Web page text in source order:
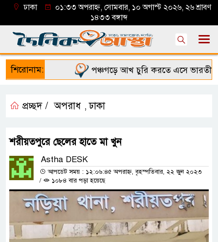
ঢাকা
০১:৩৩ অপরাহ্ন, সোমবার, ১০ অগাস্ট ২০২৬, ২৬ শ্রাবণ
১৪৩৩ বঙ্গাব্দ
শিরোনাম: পঞ্চগড়ে আখ চুরি করতে এসে ভারতীয়
প্রচ্ছদ / অপরাধ ,ঢাকা
শরীয়তপুরে ছেলের হাতে মা খুন
Astha DESK
আপডেট সময় : ১২:০৬:৪৫ অপরাহ্ন, বৃহস্পতিবার, ২২ জুন ২০২৩
/
১০৮৪ বার পড়া হয়েছে